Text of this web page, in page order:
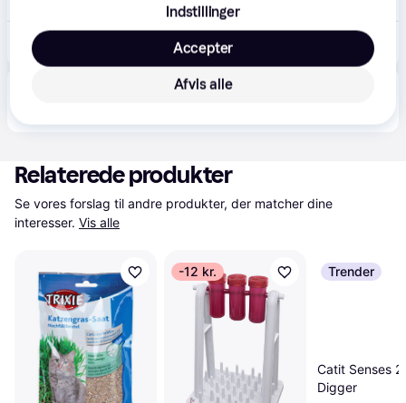
Trixie Snack Bold til Katte - 5cm - Pink 25 kr.
Eller 3 betalinger af 8 kr.
butikker, som ikke er
Relaterede produkter
Se vores forslag til andre produkter, der matcher dine
interesser. Vis alle
-12 kr. Trender
Catit Senses
Digger
Indstillinger
Afvis alle
Accepter